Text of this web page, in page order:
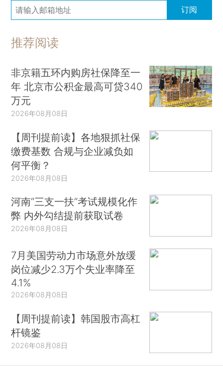
订阅
推荐阅读
非京籍五环内购房社保降至一
年 北京市公积金最高可贷340
万元
2026年08月08日
【周刊提前读】各地狠抓社保
缴费基数 合规与企业减负如
何平衡？
2026年08月08日
河南“三支一扶”考试规模化作
弊 内外勾结提前获取试卷
2026年08月08日
7月美国劳动力市场意外放缓
岗位减少2.3万个失业率降至
4.1%
2026年08月08日
【周刊提前读】韩国股市高杠
杆镜鉴
2026年08月08日